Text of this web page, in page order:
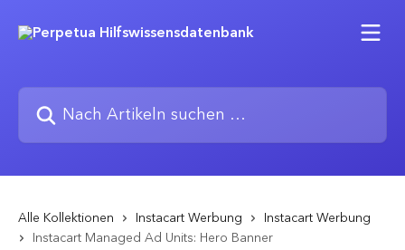
Nach Artikeln suchen …
Alle Kollektionen Instacart Werbung
Instacart Werbung
Instacart Managed Ad Units: Hero Banner